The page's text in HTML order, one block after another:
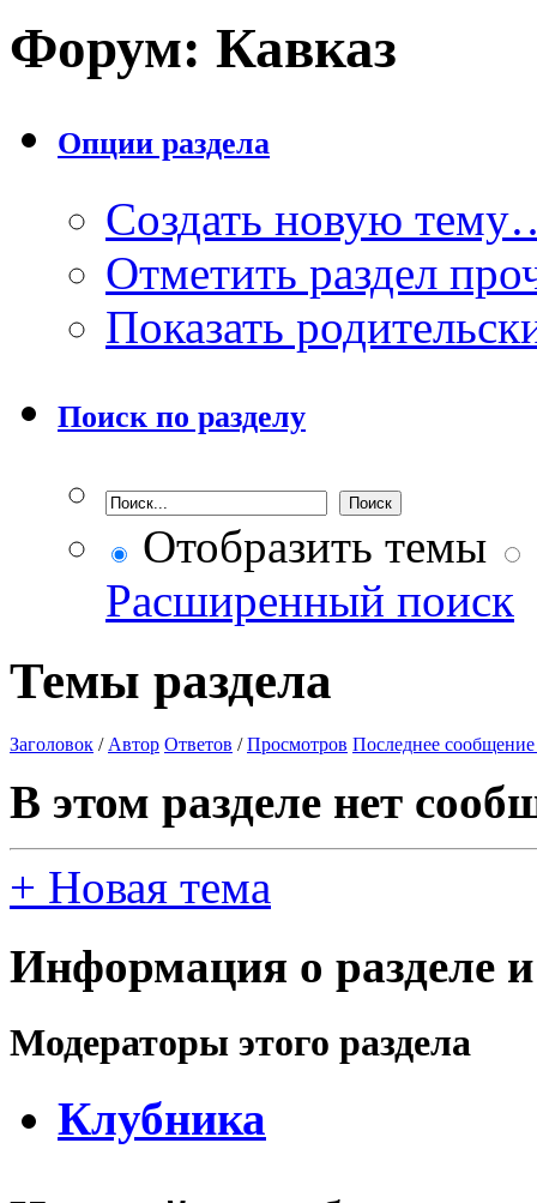
Форум: Кавказ
Опции раздела
Создать новую
Отметить раздел
Показать
Поиск по разделу
Отобразить темы
Расширенный поиск
Темы раздела
Заголовок / Автор Ответов /Просмотров Последнее сообщение
В этом разделе нет
+ Новая тема
Информация о разделе
Модераторы этого раздела
Клубника